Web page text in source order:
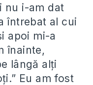
nu i-am dat
întrebat al cui
apoi mi-a
înainte,
lângă alţi
Eu am fost